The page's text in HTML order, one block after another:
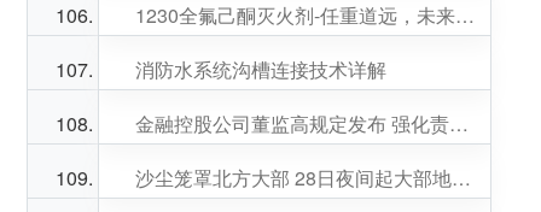
1230全氟己酮灭火剂-任重道远，未来可期！
消防水系统沟槽连接技术详解
金融控股公司董监高规定发布 强化责任追究力度
沙尘笼罩北方大部 28日夜间起大部地区沙尘强度将减弱